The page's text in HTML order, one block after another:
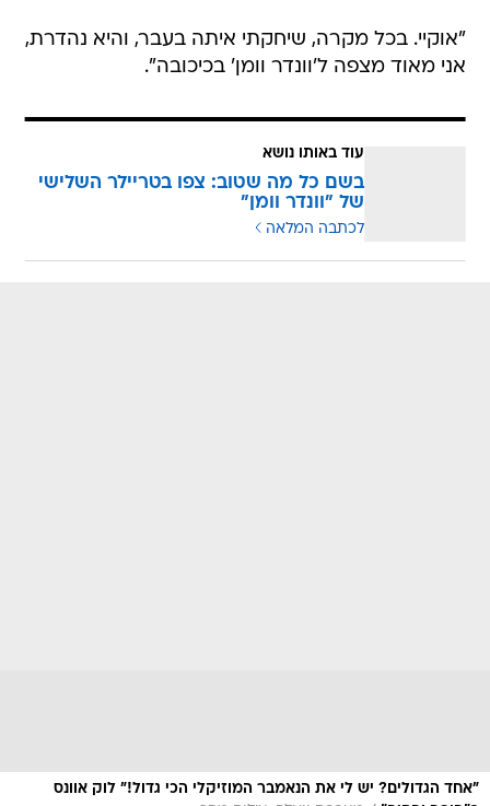
"אוקיי. בכל מקרה, שיחקתי איתה בעבר, והיא נהדרת,
אני מאוד מצפה ל'וונדר וומן' בכיכובה".
עוד באותו נושא
בשם כל מה שטוב: צפו בטריילר השלישי
של "וונדר וומן"
לכתבה המלאה
"אחד הגדולים? יש לי את הנאמבר המוזיקלי הכי גדול!" לוק אוונס